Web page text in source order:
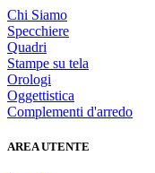
Chi Siamo
Specchiere
Quadri
Stampe su tela
Orologi
Oggettistica
Complementi d'arredo
AREA UTENTE